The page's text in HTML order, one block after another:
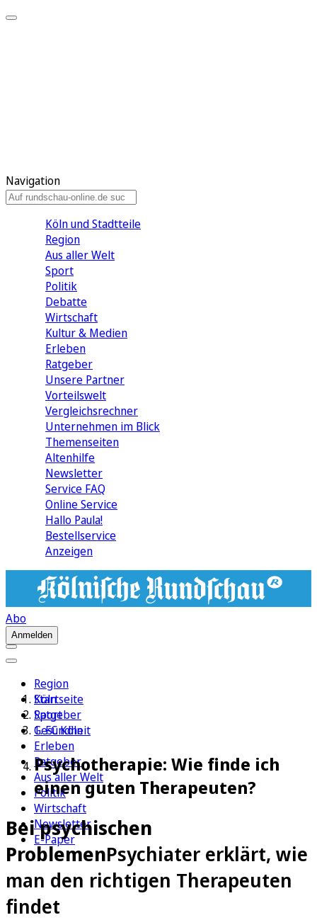
Navigation
Köln und Stadtteile
Region
Aus aller Welt
Sport
Politik
Debatte
Wirtschaft
Kultur & Medien
Erleben
Ratgeber
Unsere Partner
Vorteilswelt
Vergleichsrechner
Unternehmen im Blick
Themenseiten
Altenhilfe
Newsletter
Service FAQ
Online Service
Hallo Paula!
Bestellservice
Anzeigen
Abo
Anmelden
Region
Köln
Sport
1. FC Köln
Erleben
Ratgeber
Aus aller Welt
Politik
Wirtschaft
Newsletter
E-Paper
Startseite
Ratgeber
Gesundheit
Psychotherapie: Wie finde ich
einen guten Therapeuten?
Bei psychischen
ProblemenPsychiater erklärt, wie
man den richtigen Therapeuten
findet